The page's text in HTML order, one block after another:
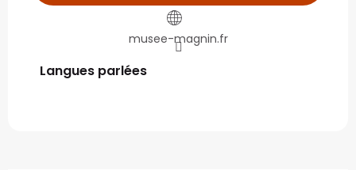
musee-magnin.fr
Langues parlées
Langues parlées